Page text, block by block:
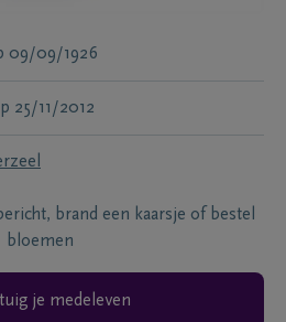
09/09/1926
25/11/2012
brand een kaarsje of bestel
bloemen
je medeleven